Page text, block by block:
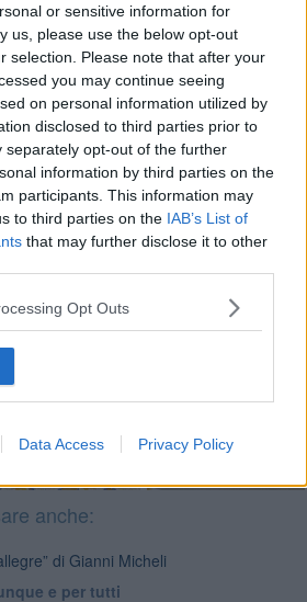
or sensitive information for
us, please use the below opt-out
selection. Please note that after your
you may continue seeing
on personal information utilized by
disclosed to third parties prior to
separately opt-out of the further
information by third parties on the
participants. This information may
to third parties on the IAB’s List of
that may further disclose it to other
Opt Outs
Data Access Privacy Policy
(sesto capitolo) e 5^C dell’I.C. 3 “Rodari -
(nono capitolo). Conclusione più lieta
a scuola e contenti.
principali della Toscana iscriviti alla
Arriva gratis tutti i giorni
tua casella di posta.
anche:
di Gianni Micheli
e per tutti